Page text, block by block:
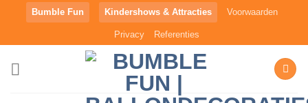
Bumble Fun Kindershows & Attracties Voorwaarden
Privacy Referenties